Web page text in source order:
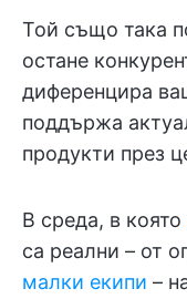
Той също така
остане
диференцира
поддържа
продукти през
В среда, в която
са реални – от
малки екипи –